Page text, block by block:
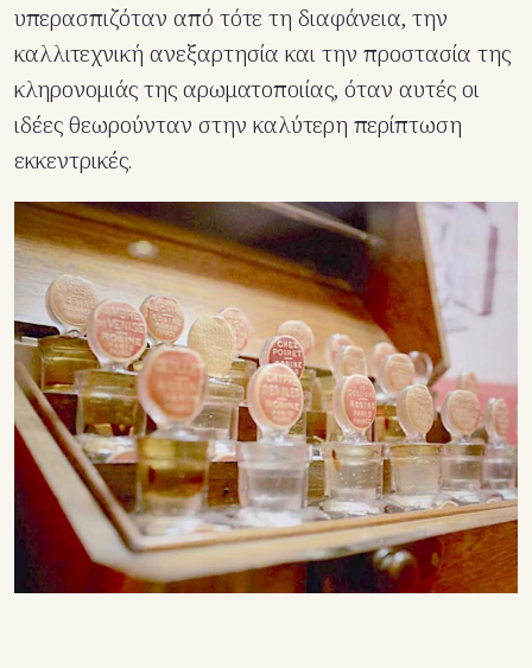
υπερασπιζόταν από τότε τη διαφάνεια, την
καλλιτεχνική ανεξαρτησία και την προστασία της
κληρονομιάς της αρωματοποιίας, όταν αυτές οι
ιδέες θεωρούνταν στην καλύτερη περίπτωση
εκκεντρικές.